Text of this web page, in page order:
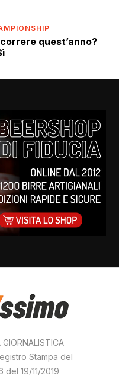
quest’anno?
Stampa del
del 19/11/2019